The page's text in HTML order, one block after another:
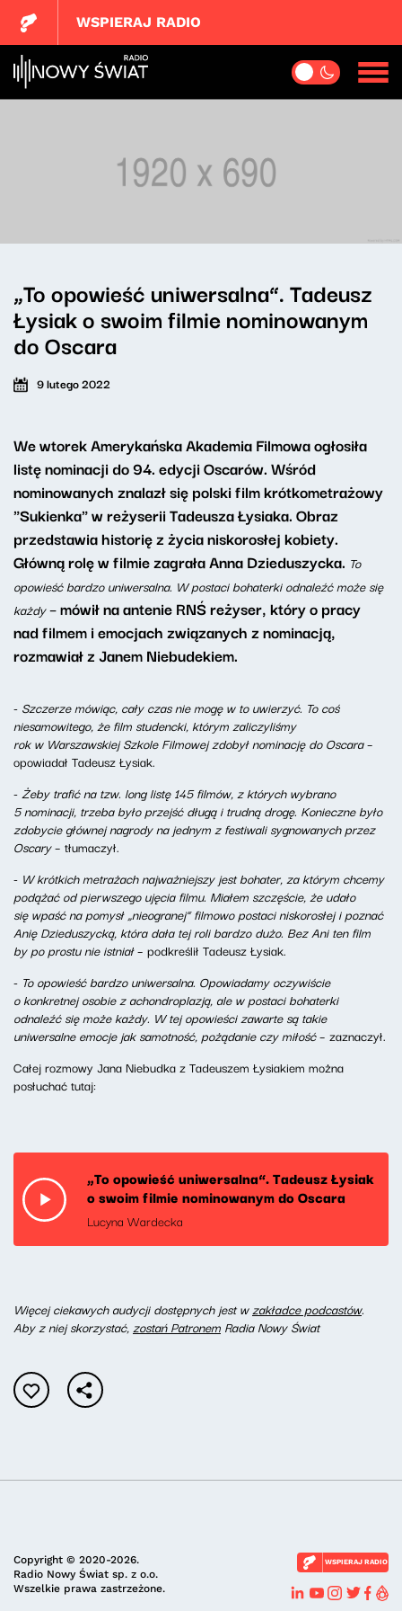
WSPIERAJ RADIO
„To opowieść uniwersalna”. Tadeusz
Łysiak o swoim filmie nominowanym
do Oscara
9 lutego 2022
We wtorek Amerykańska Akademia Filmowa ogłosiła
listę nominacji do 94. edycji Oscarów. Wśród
nominowanych znalazł się polski film krótkometrażowy
"Sukienka" w reżyserii Tadeusza Łysiaka. Obraz
przedstawia historię z życia niskorosłej kobiety.
Główną rolę w filmie zagrała Anna Dzieduszycka. To
opowieść bardzo uniwersalna. W postaci bohaterki odnaleźć może się
każdy– mówił na antenie RNŚ reżyser, który o pracy
nad filmem i emocjach związanych z nominacją,
rozmawiał z Janem Niebudekiem.
- Szczerze mówiąc, cały czas nie mogę w to uwierzyć. To coś
niesamowitego, że film studencki, którym zaliczyliśmy
rok w Warszawskiej Szkole Filmowej zdobył nominację do Oscara–
opowiadał Tadeusz Łysiak.
-Żeby trafić na tzw. long listę 145 filmów, z których wybrano
5 nominacji, trzeba było przejść długą i trudną drogę. Konieczne było
zdobycie głównej nagrody na jednym z festiwali sygnowanych przez
Oscary– tłumaczył.
- W krótkich metrażach najważniejszy jest bohater, za którym chcemy
podążać od pierwszego ujęcia filmu. Miałem szczęście, że udało
się wpaść na pomysł „nieogranej” filmowo postaci niskorosłej i poznać
Anię Dzieduszycką, która dała tej roli bardzo dużo. Bez Ani ten film
by po prostu nie istniał– podkreślił Tadeusz Łysiak.
- To opowieść bardzo uniwersalna. Opowiadamy oczywiście
o konkretnej osobie z achondroplazją, ale w postaci bohaterki
odnaleźć się może każdy. W tej opowieści zawarte są takie
uniwersalne emocje jak samotność, pożądanie czy miłość– zaznaczył.
Całej rozmowy Jana Niebudka z Tadeuszem Łysiakiem można
posłuchać tutaj:
„To opowieść uniwersalna”. Tadeusz Łysiak
o swoim filmie nominowanym do Oscara
Lucyna Wardecka
Więcej ciekawych audycji dostępnych jest wzakładce podcastów.
Aby z niej skorzystać,zostań Patronem Radia Nowy Świat
Copyright © 2020-2026.
Radio Nowy Świat sp. z o.o.
Wszelkie prawa zastrzeżone.
WSPIERAJ RADIO